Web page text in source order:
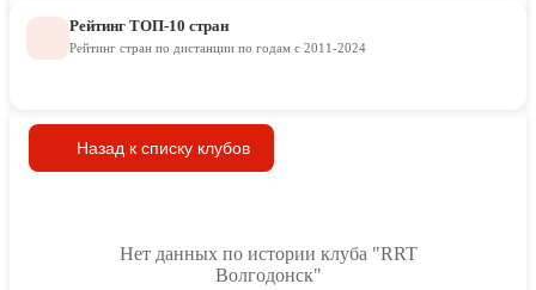
Рейтинг ТОП-10 стран
Рейтинг стран по дистанции по годам с 2011-2024
Назад к списку клубов
Нет данных по истории клуба "RRT
Волгодонск"